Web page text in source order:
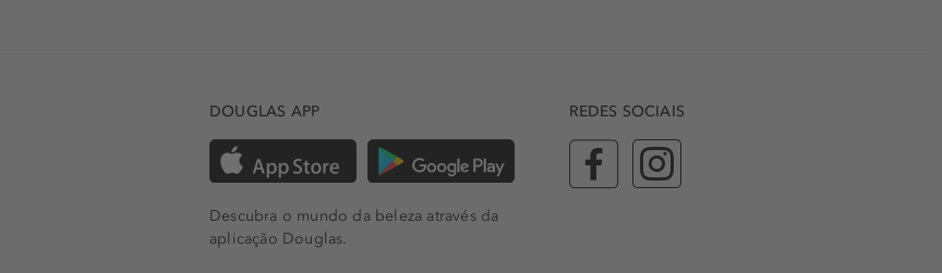
DOUGLAS APP
Descubra o mundo da beleza através da
aplicação Douglas.
REDES SOCIAIS